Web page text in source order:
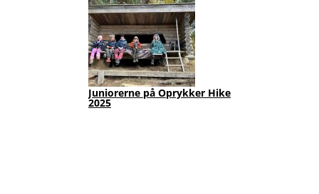
Juniorerne på Oprykker Hike
2025